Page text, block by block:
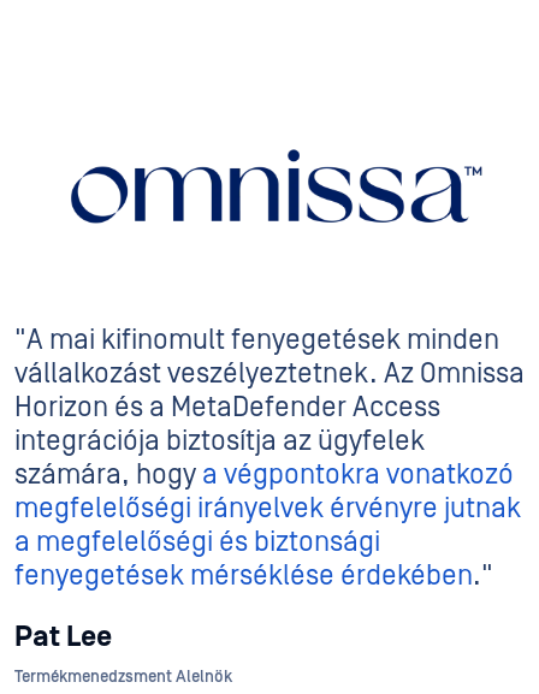
"A mai kifinomult fenyegetések minden
vállalkozást veszélyeztetnek. Az Omnissa
Horizon és a MetaDefender Access
integrációja biztosítja az ügyfelek
számára, hogy a végpontokra vonatkozó
megfelelőségi irányelvek érvényre jutnak
a megfelelőségi és biztonsági
fenyegetések mérséklése érdekében."
Pat Lee
Termékmenedzsment Alelnök